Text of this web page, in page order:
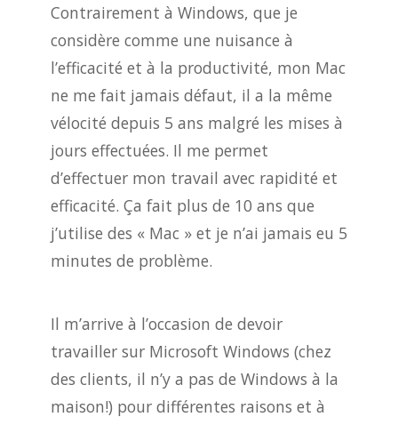
Contrairement à Windows, que je
considère comme une nuisance à
l’efficacité et à la productivité, mon Mac
ne me fait jamais défaut, il a la même
vélocité depuis 5 ans malgré les mises à
jours effectuées. Il me permet
d’effectuer mon travail avec rapidité et
efficacité. Ça fait plus de 10 ans que
j’utilise des « Mac » et je n’ai jamais eu 5
minutes de problème.
Il m’arrive à l’occasion de devoir
travailler sur Microsoft Windows (chez
des clients, il n’y a pas de Windows à la
maison!) pour différentes raisons et à